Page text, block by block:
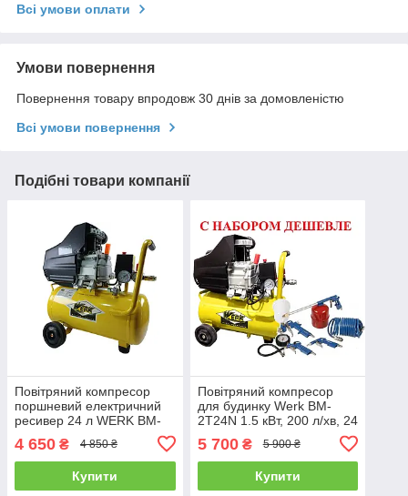
Всі умови оплати
Умови повернення
Повернення товару впродовж 30 днів за домовленістю
Всі умови повернення
Подібні товари компанії
Повітряний компресор
поршневий електричний
ресивер 24 л WERK BM-
2Т24N - 8 бар 1,5 кВт, вхід
200 л/хв
4 650 ₴ 4 850 ₴
Купити
Повітряний компресор
для будинку Werk BM-
2Т24N 1.5 кВт, 200 л/хв, 24
пневмоінструменту 5
предметів!
5 700₴ 5 900 ₴
Купити